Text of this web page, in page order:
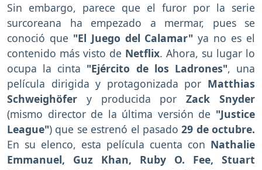
Sin embargo, parece que el furor por la serie
surcoreana ha empezado a mermar, pues se
conoció que "El Juego del Calamar" ya no es el
contenido más visto de Netflix. Ahora, su lugar lo
ocupa la cinta "Ejército de los Ladrones", una
película dirigida y protagonizada por Matthias
Schweighöfer y producida porZack Snyder
(mismo director de la última versión de "Justice
League") que se estrenó el pasado29 de octubre.
En su elenco, esta película cuenta con Nathalie
Emmanuel, Guz Khan, Ruby O. Fee, Stuart